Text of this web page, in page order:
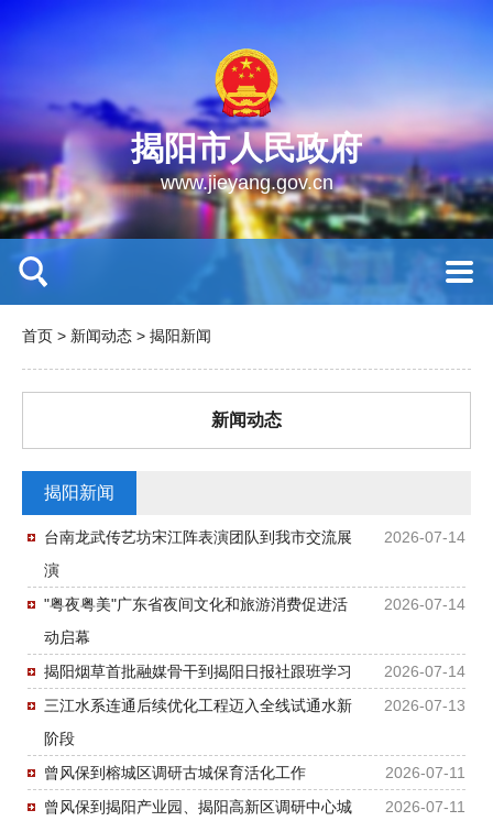
揭阳市人民政府
www.jieyang.gov.cn
首页 > 新闻动态 > 揭阳新闻
新闻动态
揭阳新闻
2026-07-14
台南龙武传艺坊宋江阵表演团队到我市交流展
演
2026-07-14
"粤夜粤美"广东省夜间文化和旅游消费促进活
动启幕
2026-07-14
揭阳烟草首批融媒骨干到揭阳日报社跟班学习
2026-07-13
三江水系连通后续优化工程迈入全线试通水新
阶段
2026-07-11
曾风保到榕城区调研古城保育活化工作
2026-07-11
曾风保到揭阳产业园、揭阳高新区调研中心城